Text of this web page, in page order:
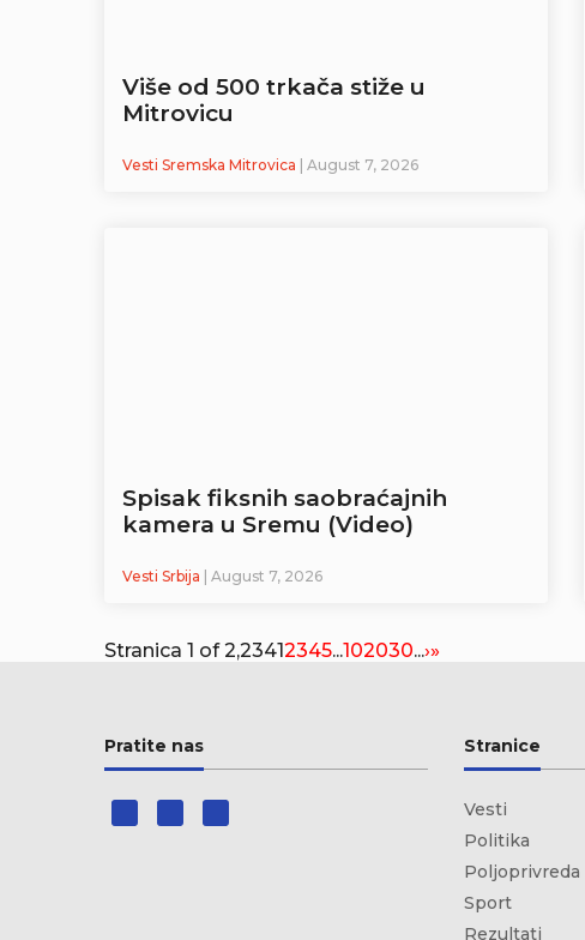
Više od 500 trkača stiže u
Mitrovicu
Vesti Sremska Mitrovica | August 7, 2026
Spisak fiksnih saobraćajnih
kamera u Sremu (Video)
Vesti Srbija | August 7, 2026
Stranica 1 of 2,23412345...102030...›»
Pratite nas Stranice
Vesti
Politika
Poljoprivreda
Sport
Rezultati